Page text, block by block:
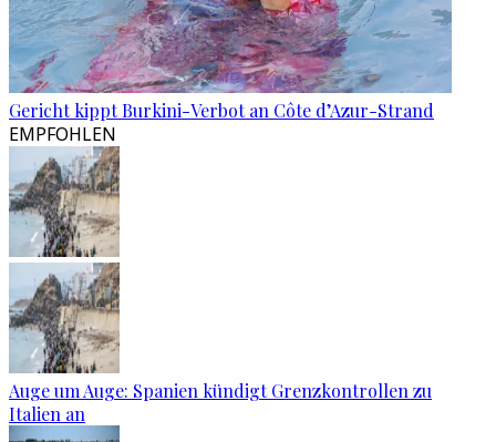
Gericht kippt Burkini-Verbot an Côte d’Azur-Strand
EMPFOHLEN
Auge um Auge: Spanien kündigt Grenzkontrollen zu
Italien an